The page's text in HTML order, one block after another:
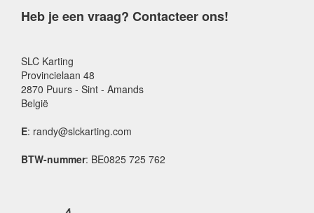
Heb je een vraag? Contacteer ons!
SLC Karting
Provincielaan 48
2870 Puurs - Sint - Amands
België
E: randy@slckarting.com
BTW-nummer: BE0825 725 762